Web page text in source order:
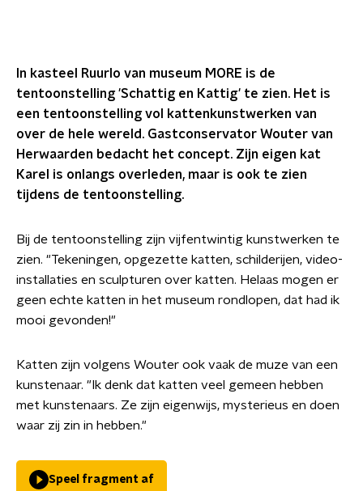
In kasteel Ruurlo van museum MORE is de
tentoonstelling 'Schattig en Kattig' te zien. Het is
een tentoonstelling vol kattenkunstwerken van
over de hele wereld. Gastconservator Wouter van
Herwaarden bedacht het concept. Zijn eigen kat
Karel is onlangs overleden, maar is ook te zien
tijdens de tentoonstelling.
Bij de tentoonstelling zijn vijfentwintig kunstwerken te
zien. "Tekeningen, opgezette katten, schilderijen, video-
installaties en sculpturen over katten. Helaas mogen er
geen echte katten in het museum rondlopen, dat had ik
mooi gevonden!"
Katten zijn volgens Wouter ook vaak de muze van een
kunstenaar. "Ik denk dat katten veel gemeen hebben
met kunstenaars. Ze zijn eigenwijs, mysterieus en doen
waar zij zin in hebben."
Speel fragment af